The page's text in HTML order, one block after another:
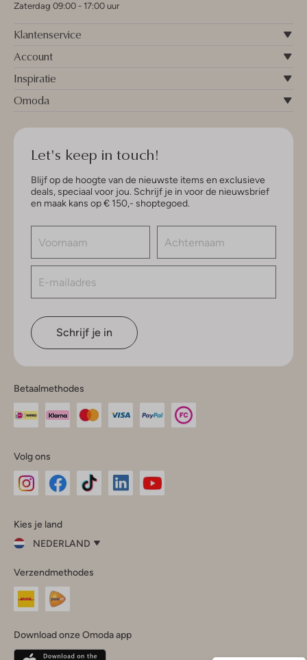
Zaterdag 09:00 - 17:00 uur
Klantenservice
Account
Inspiratie
Omoda
Let's keep in touch!
Blijf op de hoogte van de nieuwste items en exclusieve
deals, speciaal voor jou. Schrijf je in voor de nieuwsbrief
en maak kans op € 150,- shoptegoed.
Schrijf je in
Betaalmethodes
Volg ons
InstagramFacebook
Kies je land
NEDERLAND
je
land
Nederland
Belgique(Français)
Verzendmethodes
Download onze Omoda app